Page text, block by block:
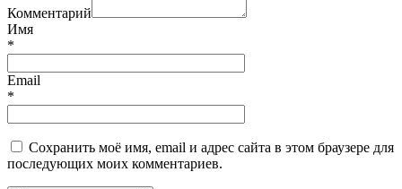
Комментарий
Имя
*
Email
*
Сохранить моё имя, email и адрес сайта в этом браузере для
последующих моих комментариев.